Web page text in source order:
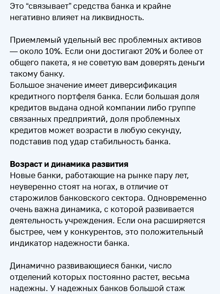
Это “связывает” средства банка и крайне
негативно влияет на ликвидность.
Приемлемый удельный вес проблемных активов
— около 10%. Если они достигают 20% и более от
общего пакета, я не советую вам доверять деньги
такому банку.
Большое значение имеет диверсификация
кредитного портфеля банка. Если большая доля
кредитов выдана одной компании либо группе
связанных предприятий, доля проблемных
кредитов может возрасти в любую секунду,
подставив под удар стабильность банка.
Возраст и динамика развития
Новые банки, работающие на рынке пару лет,
неуверенно стоят на ногах, в отличие от
старожилов банковского сектора. Одновременно
очень важна динамика, с которой развивается
деятельность учреждения. Если она расширяется
быстрее, чем у конкурентов, это положительный
индикатор надежности банка.
Динамично развивающиеся банки, число
отделений которых постоянно растет, весьма
надежны. У надежных банков большой стаж